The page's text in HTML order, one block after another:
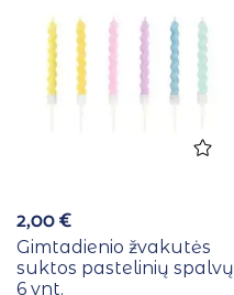
2,00€
Gimtadienio žvakutės
suktos pastelinių spalvų
6 vnt.